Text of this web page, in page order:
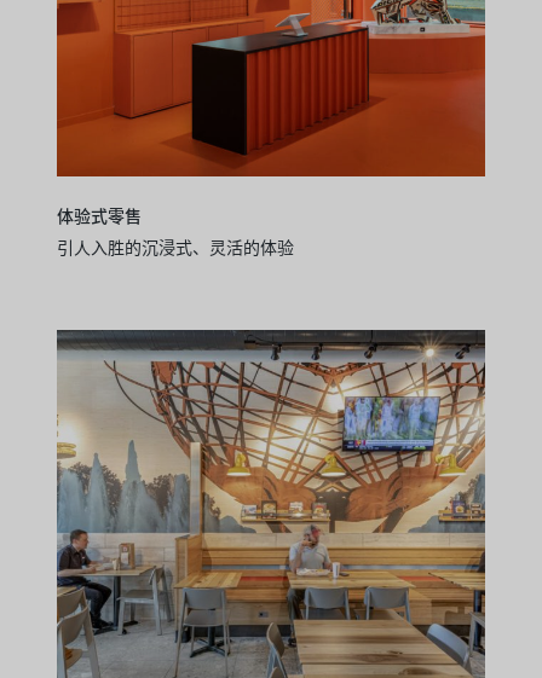
体验式零售
引人入胜的沉浸式、灵活的体验